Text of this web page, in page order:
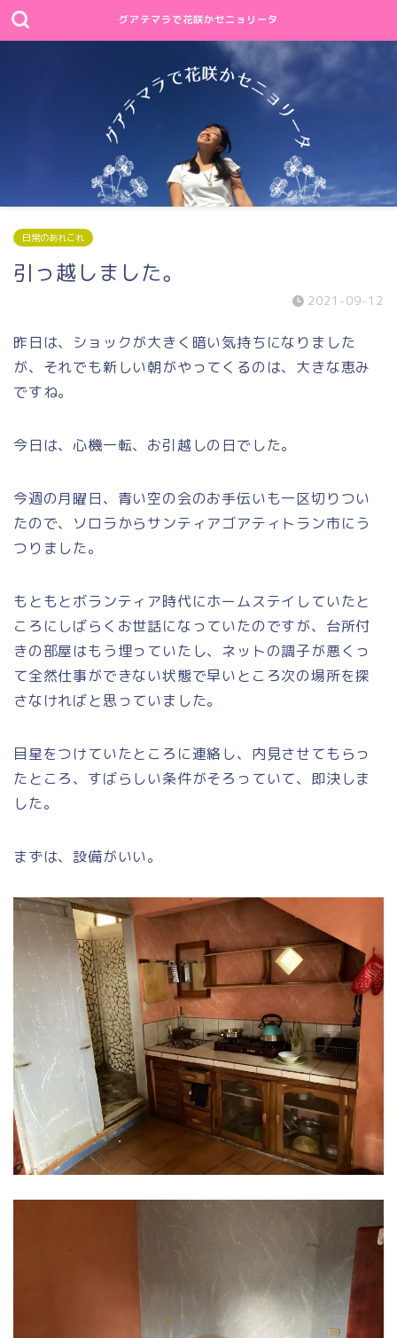
グアテマラで花咲かセニョリータ
日常のあれこれ
引っ越しました。
2021-09-12
昨日は、ショックが大きく暗い気持ちになりました
が、それでも新しい朝がやってくるのは、大きな恵み
ですね。
今日は、心機一転、お引越しの日でした。
今週の月曜日、青い空の会のお手伝いも一区切りつい
たので、ソロラからサンティアゴアティトラン市にう
つりました。
もともとボランティア時代にホームステイしていたと
ころにしばらくお世話になっていたのですが、台所付
きの部屋はもう埋っていたし、ネットの調子が悪くっ
て全然仕事ができない状態で早いところ次の場所を探
さなければと思っていました。
目星をつけていたところに連絡し、内見させてもらっ
たところ、すばらしい条件がそろっていて、即決しま
した。
まずは、設備がいい。